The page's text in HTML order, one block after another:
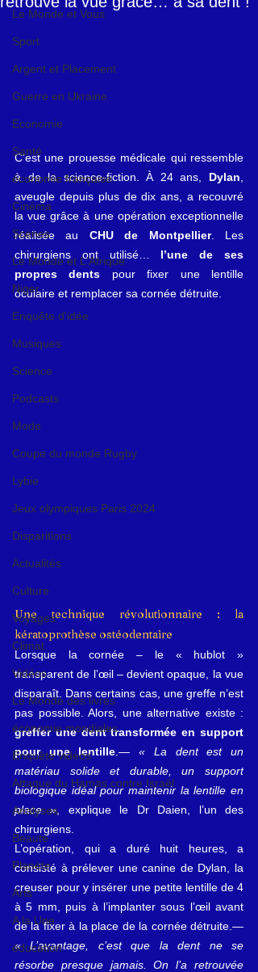
Le Monde et Vous
Sport
Argent et Placement
Guerre en Ukraine
Economie
Santé
économie française
Cinéma
Scènes
Le Monde et L'Afrique
Niger
Enquête d'idée
Musiques
Science
Podcasts
Mode
Coupe du monde Rugby
Lybie
Jeux olympiques Paris 2024
Disparitions
Actualités
Culture
Voyages
Climat
Vidéos
Le Monde des livres
économie mondiales
Enquête vidéos
Attaque du Hamas contre Israël
Analyses
Beauté
Planète
Arts
A la Une
éducation
C’est une prouesse médicale qui ressemble
à de la science-fiction. À 24 ans, Dylan
aveugle depuis plus de dix ans, a recouvré
la vue grâce à une opération exceptionnelle
réalisée au CHU de Montpellier. Les
chirurgiens ont utilisé… l’une de ses
propres dents pour fixer une lentille
oculaire et remplacer sa cornée détruite.
Une technique révolutionnaire : la
kératoprothèse ostéodentaire
Lorsque la cornée – le « hublot »
transparent de l’œil – devient opaque, la vue
disparaît. Dans certains cas, une greffe n’est
greffer une dent transformée en support
pour une lentille .— « La dent est un
matériau solide et durable, un support
biologique idéal pour maintenir la lentille en
place », explique le Dr Daien, l’un des
chirurgiens.
L’opération, qui a duré huit heures, a
consisté à prélever une canine de Dylan, la
creuser pour y insérer une petite lentille de 4
à 5 mm, puis à l’implanter sous l’œil avant
« L’avantage, c’est que la dent ne se
résorbe presque jamais. On l’a retrouvée